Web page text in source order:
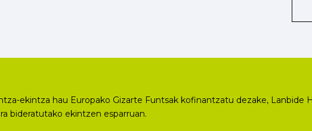
ekintza hau Europako Gizarte Funtsak kofinantzatu dezake, Lanbide
bideratutako ekintzen esparruan.